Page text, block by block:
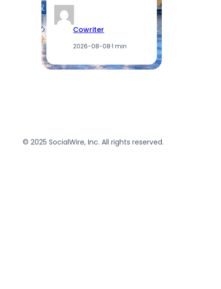
Cowriter
2026-08-08·1 min
© 2025 SocialWire, Inc. All rights reserved.